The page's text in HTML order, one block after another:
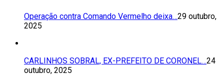
Operação contra Comando Vermelho deixa…29 outubro,
2025
CARLINHOS SOBRAL, EX-PREFEITO DE CORONEL…24
outubro, 2025